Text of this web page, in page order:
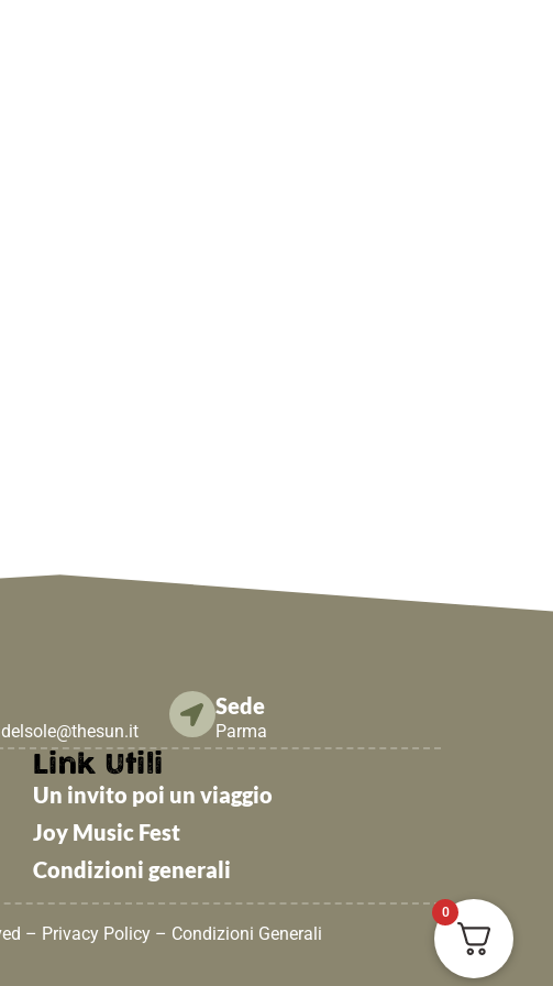
Sede
Parma
Link Utili
Un invito poi un viaggio
Joy Music Fest
Condizioni generali
– Privacy Policy – Condizioni Generali
0